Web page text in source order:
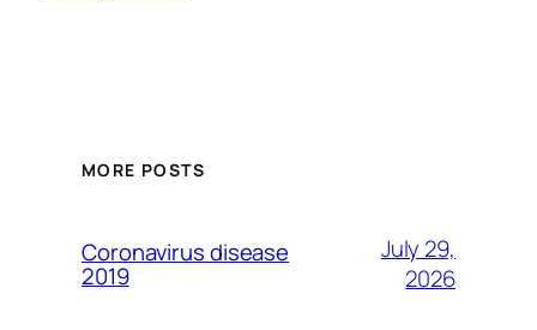
MORE POSTS
Coronavirus disease
2019
July 29,
2026